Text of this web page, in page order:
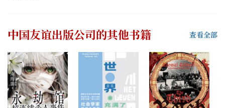
中国友谊出版公司 的其他书籍 查看全部